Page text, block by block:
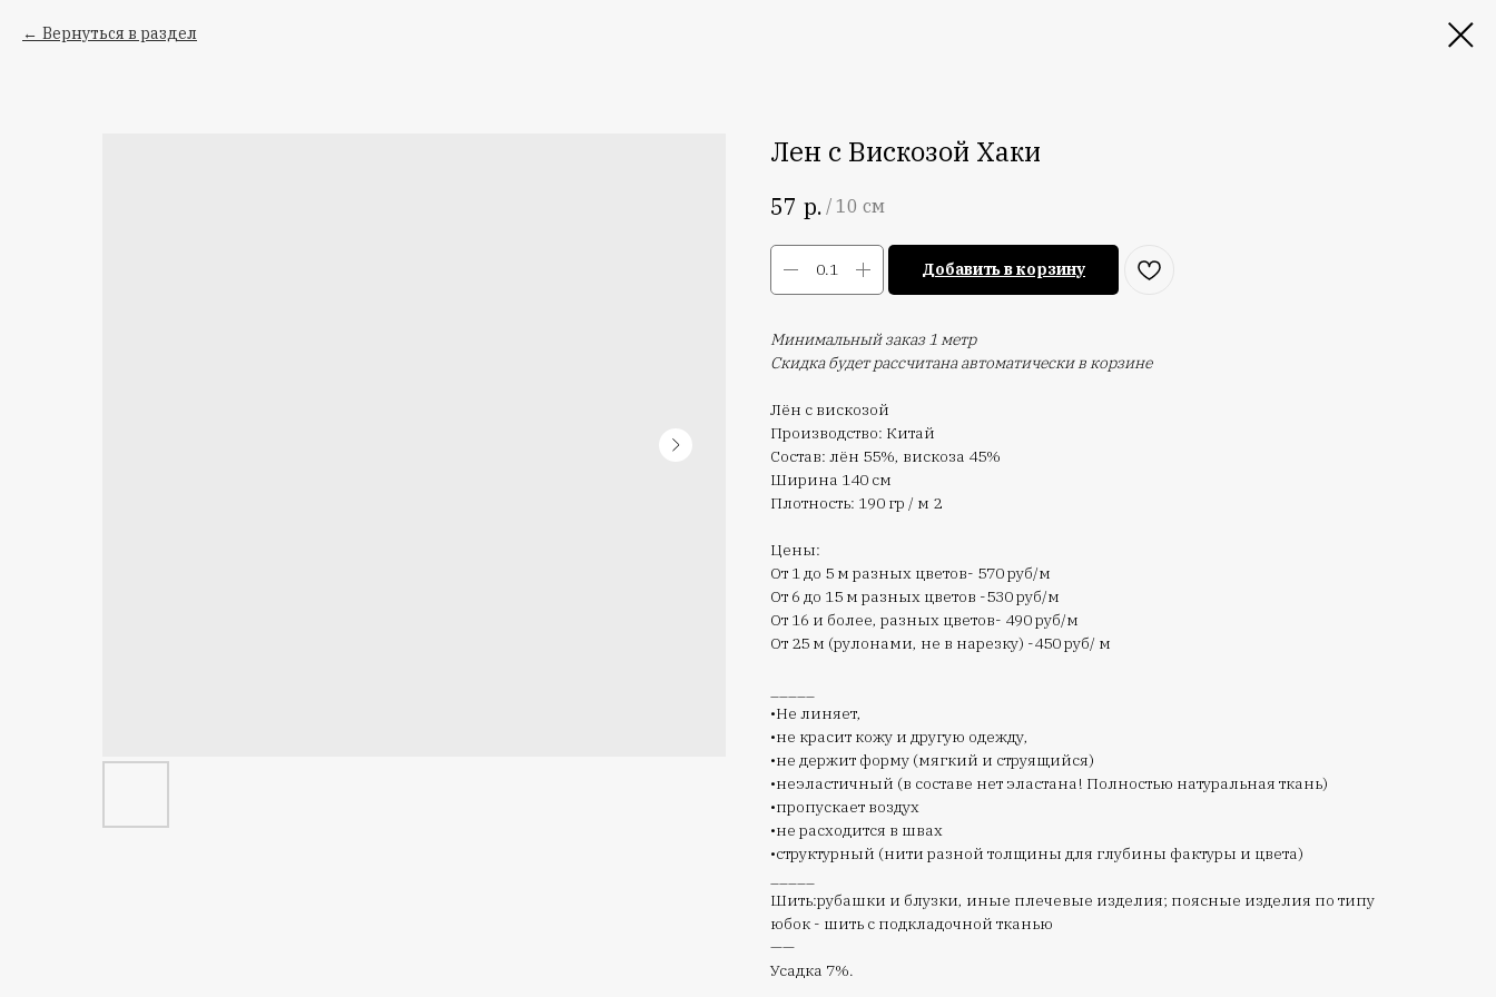
Вернуться в раздел
Лен с Вискозой Хаки
57 р. / 10 см
Добавить в корзину
Минимальный заказ 1 метр
Скидка будет рассчитана автоматически в корзине
Лён с вискозой
Производство: Китай
Состав: лён 55%, вискоза 45%
Ширина 140 см
Плотность: 190 гр / м 2
Цены:
От 1 до 5 м разных цветов- 570 руб/м
От 6 до 15 м разных цветов -530 руб/м
От 16 и более, разных цветов- 490 руб/м
От 25 м (рулонами, не в нарезку) -450 руб/ м
•Не линяет,
•не красит кожу и другую одежду,
•не держит форму (мягкий и струящийся)
•неэластичный (в составе нет эластана! Полностью натуральная ткань)
•пропускает воздух
•не расходится в швах
•структурный (нити разной толщины для глубины фактуры и цвета)
Шить:рубашки и блузки, иные плечевые изделия; поясные изделия по типу
юбок - шить с подкладочной тканью
——
Усадка 7%.